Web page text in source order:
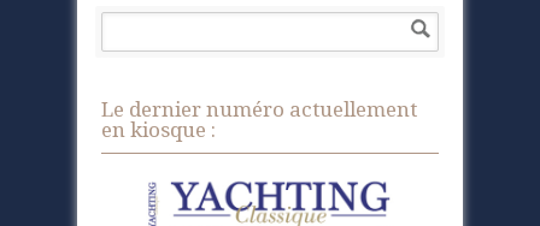
Le dernier numéro actuellement
en kiosque :